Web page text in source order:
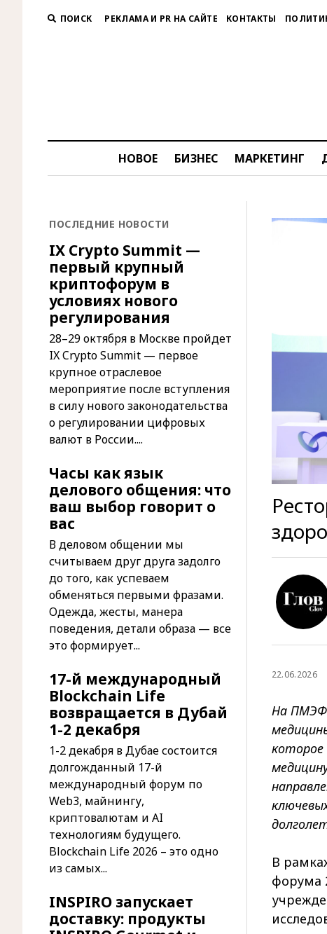
ПОИСК РЕКЛАМА И PR НА САЙТЕ КОНТАКТЫ
НОВОЕ БИЗНЕС МАРКЕТИНГ
ПОСЛЕДНИЕ НОВОСТИ
IX Crypto Summit —
первый крупный
криптофорум в
условиях нового
регулирования
28–29 октября в Москве пройдет
IX Crypto Summit — первое
крупное отраслевое
мероприятие после вступления
в силу нового законодательства
о регулировании цифровых
валют в России....
Часы как язык
делового общения: что
ваш выбор говорит о
вас
В деловом общении мы
считываем друг друга задолго
до того, как успеваем
обменяться первыми фразами.
Одежда, жесты, манера
поведения, детали образа — все
это формирует...
17-й международный
Blockchain Life
возвращается в Дубай
1-2 декабря
1-2 декабря в Дубае состоится
долгожданный 17-й
международный форум по
Web3, майнингу,
криптовалютам и AI
технологиям будущего.
Blockchain Life 2026 – это одно
из самых...
INSPIRO запускает
доставку: продукты
22.06.2026
На
которое
В
форума